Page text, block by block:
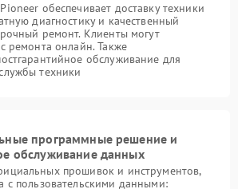
обеспечивает доставку техники
диагностику и качественный
ремонт. Клиенты могут
ремонта онлайн. Также
обслуживание для
техники
программные решение и
обслуживание данных
прошивок и инструментов,
с пользовательскими данными: